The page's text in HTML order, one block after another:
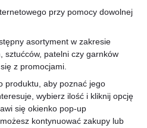
przy pomocy dowolnej
asortyment w zakresie
sztućców, patelni czy garnków
z promocjami.
produktu, aby poznać jego
wybierz ilość i kliknij opcję
się okienko pop-up
kontynuować zakupy lub